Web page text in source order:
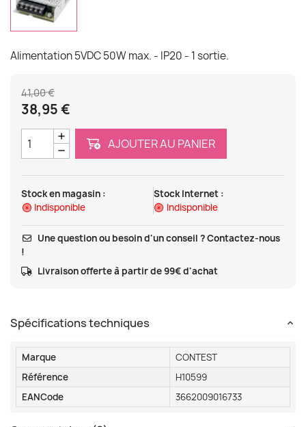
Alimentation 5VDC 50W max. - IP20 - 1 sortie.
41,00 €
38,95 €
AJOUTER AU PANIER
Stock en magasin :
Indisponible
Stock Internet :
Indisponible
Une question ou besoin d'un conseil ? Contactez-nous
!
Livraison offerte à partir de 99€ d'achat
Spécifications techniques
Marque
CONTEST
Référence
H10599
EANCode
3662009016733